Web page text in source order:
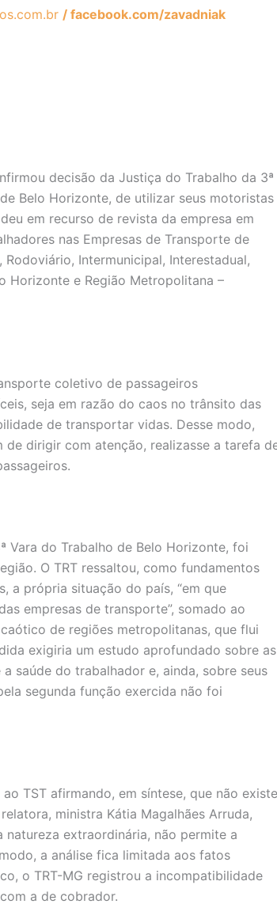
/ facebook.com/zavadniak
decisão da Justiça do Trabalho da 3ª
Belo Horizonte, de utilizar seus motoristas
em recurso de revista da empresa em
nas Empresas de Transporte de
Intermunicipal, Interestadual,
Horizonte e Região Metropolitana –
coletivo de passageiros
seja em razão do caos no trânsito das
de transportar vidas. Desse modo,
dirigir com atenção, realizasse a tarefa
Vara do Trabalho de Belo Horizonte, foi
O TRT ressaltou, como fundamentos
a própria situação do país, “em que
empresas de transporte”, somado ao
de regiões metropolitanas, que flui
exigiria um estudo aprofundado sobre as
saúde do trabalhador e, ainda, sobre seus
segunda função exercida não foi
TST afirmando, em síntese, que não existe
ministra Kátia Magalhães Arruda,
extraordinária, não permite a
a análise fica limitada aos fatos
o TRT-MG registrou a incompatibilidade
a de cobrador.